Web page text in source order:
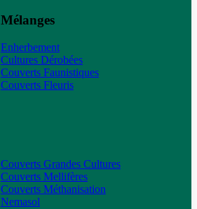
Mélanges
Enherbement
Cultures Dérobées
Couverts Faunistiques
Couverts Fleuris
Couverts Grandes Cultures
Couverts Mellifères
Couverts Méthanisation
Nemasol